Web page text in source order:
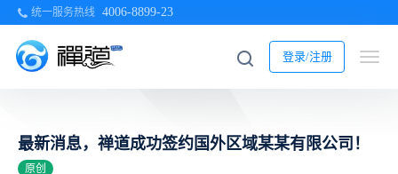
统一服务热线 4006-8899-23
登录/注册
最新消息，禅道成功签约国外区域某某有限公司！
原创